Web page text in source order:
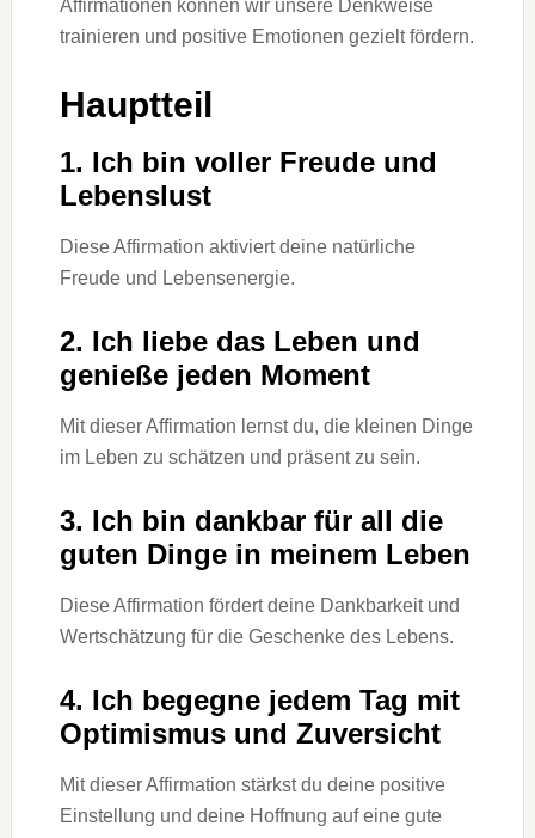
Affirmationen können wir unsere Denkweise
trainieren und positive Emotionen gezielt fördern.
Hauptteil
1. Ich bin voller Freude und
Lebenslust
Diese Affirmation aktiviert deine natürliche
Freude und Lebensenergie.
2. Ich liebe das Leben und
genieße jeden Moment
Mit dieser Affirmation lernst du, die kleinen Dinge
im Leben zu schätzen und präsent zu sein.
3. Ich bin dankbar für all die
guten Dinge in meinem Leben
Diese Affirmation fördert deine Dankbarkeit und
Wertschätzung für die Geschenke des Lebens.
4. Ich begegne jedem Tag mit
Optimismus und Zuversicht
Mit dieser Affirmation stärkst du deine positive
Einstellung und deine Hoffnung auf eine gute